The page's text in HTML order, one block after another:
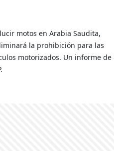
motos en Arabia Saudita,
la prohibición para las
motorizados. Un informe de